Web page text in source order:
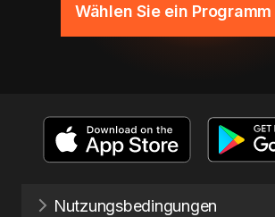
Wählen Sie ein Programm
Nutzungsbedingungen